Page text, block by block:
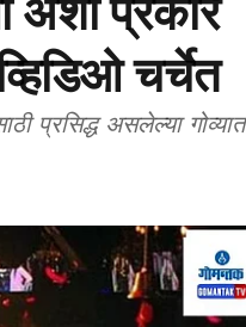
अशा प्रकारे
चर्चेत
प्रसिद्ध असलेल्या गोव्यात